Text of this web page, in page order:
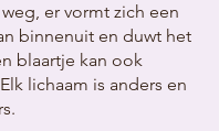
er vormt zich een
binnenuit en duwt het
blaartje kan ook
lichaam is anders en